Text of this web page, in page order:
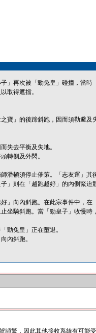
」再次被「勁兔皇」碰撞，當時
取得遮擋。
寶」的後蹄斜跑，因而須勒避及
失去平衡及失地。
轉側及外閃。
潘頓須停止催策。「志友運」其
」則在「越跑越好」的內側緊迫
」向內斜跑。在此宗事件中，在
坐騎斜跑。當「勁皇子」收慢時
勁兔皇」正在墮退。
內斜跑。
頻繁，因此其他接收系統有可能